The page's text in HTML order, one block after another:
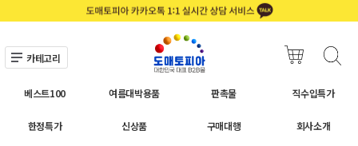
카테고리
베스트100 여름대박용품 판촉물 직수입특가
한정특가 신상품 구매대행 회사소개